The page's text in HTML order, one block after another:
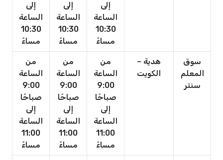
إلى
الساعة
10:30
مساءً
إلى
الساعة
10:30
مساءً
إلى
الساعة
10:30
مساءً
سوق
المعلم
سنتر
هدية –
الكويت
من
الساعة
9:00
صباحًا
إلى
الساعة
11:00
مساءً
من
الساعة
9:00
صباحًا
إلى
الساعة
11:00
مساءً
من
الساعة
9:00
صباحًا
إلى
الساعة
11:00
مساءً